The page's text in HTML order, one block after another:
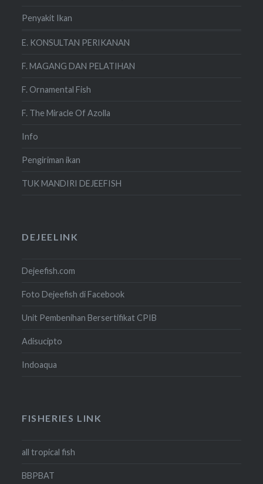
Penyakit Ikan
E. KONSULTAN PERIKANAN
F. MAGANG DAN PELATIHAN
F. Ornamental Fish
F. The Miracle Of Azolla
Info
Pengiriman ikan
TUK MANDIRI DEJEEFISH
DEJEELINK
Dejeefish.com
Foto Dejeefish di Facebook
Unit Pembenihan Bersertifikat CPIB
Adisucipto
Indoaqua
FISHERIES LINK
all tropical fish
BBPBAT